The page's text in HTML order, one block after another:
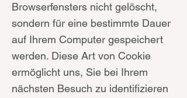
Browserfensters nicht gelöscht,
sondern für eine bestimmte Dauer
auf Ihrem Computer gespeichert
werden. Diese Art von Cookie
ermöglicht uns, Sie bei Ihrem
nächsten Besuch zu identifizieren